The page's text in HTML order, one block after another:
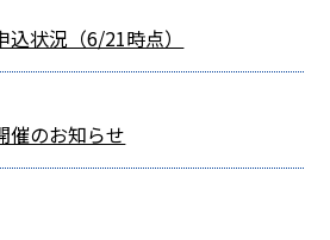
状況（6/21時点）
催のお知らせ